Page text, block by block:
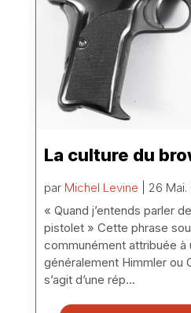
La culture du
par Michel Levine | 26
« Quand j’entends parler
pistolet » Cette phrase
communément attribuée à
généralement Himmler ou
s’agit d’une rép...